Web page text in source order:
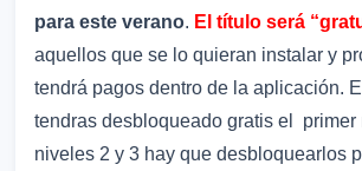
para este verano. El título será
aquellos que se lo quieran instalar y
tendrá pagos dentro de la aplicación.
tendras desbloqueado gratis el primer
niveles 2 y 3 hay que desbloquearlos